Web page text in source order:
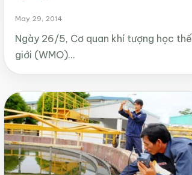
May 29, 2014
Ngày 26/5, Cơ quan khí tượng học thế
giới (WMO)…